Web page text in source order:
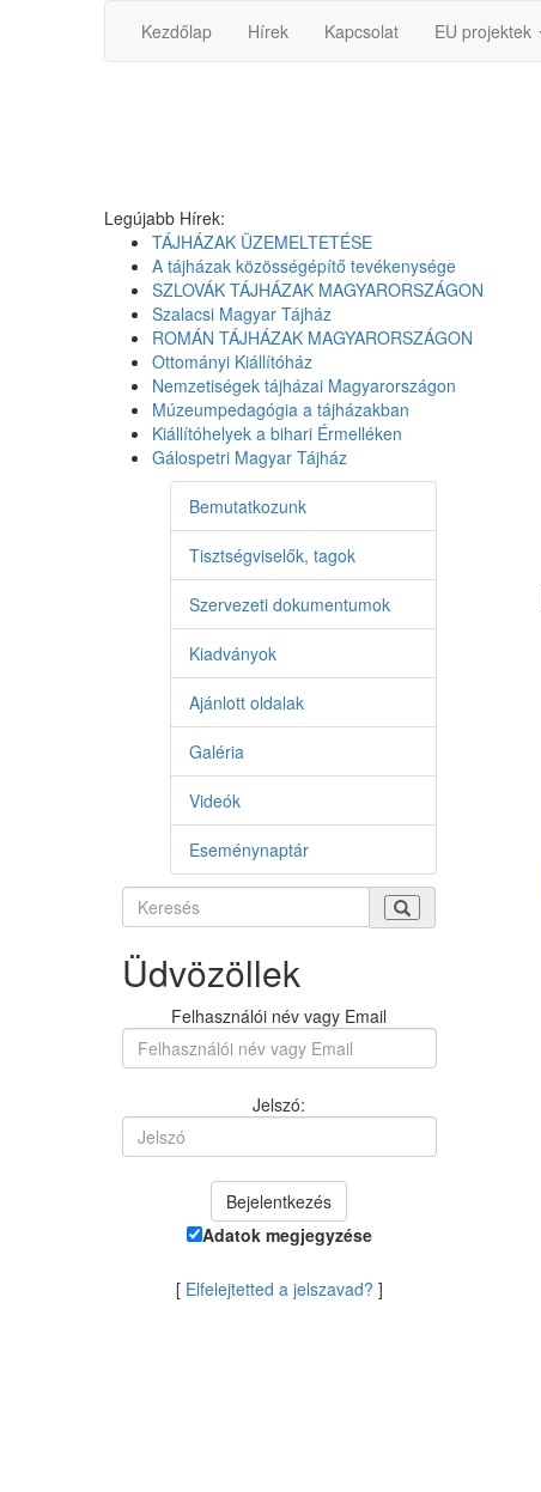
Kezdőlap Hírek Kapcsolat EU projektek
Legújabb Hírek:
TÁJHÁZAK ÜZEMELTETÉSE
A tájházak közösségépítő tevékenysége
SZLOVÁK TÁJHÁZAK MAGYARORSZÁGON
Szalacsi Magyar Tájház
ROMÁN TÁJHÁZAK MAGYARORSZÁGON
Ottományi Kiállítóház
Nemzetiségek tájházai Magyarországon
Múzeumpedagógia a tájházakban
Kiállítóhelyek a bihari Érmelléken
Gálospetri Magyar Tájház
Bemutatkozunk
Tisztségviselők, tagok
Szervezeti dokumentumok
Kiadványok
Ajánlott oldalak
Galéria
Videók
Eseménynaptár
Üdvözöllek
Felhasználói név vagy Email
Jelszó:
Adatok megjegyzése
[ Elfelejtetted a jelszavad? ]